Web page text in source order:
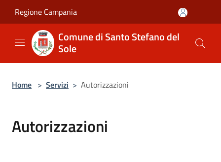
Regione Campania
Comune di Santo Stefano del
Sole
Home > Servizi > Autorizzazioni
Autorizzazioni